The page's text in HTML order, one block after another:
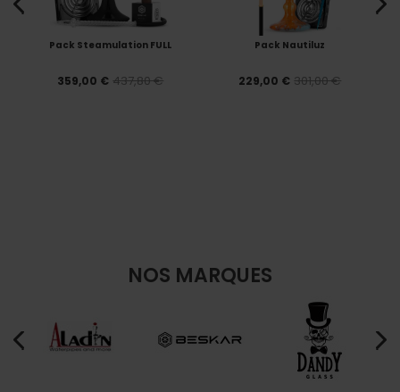
Pack Steamulation FULL
359,00 € 437,80 €
Pack Nautiluz
229,00 € 301,00 €
NOS MARQUES